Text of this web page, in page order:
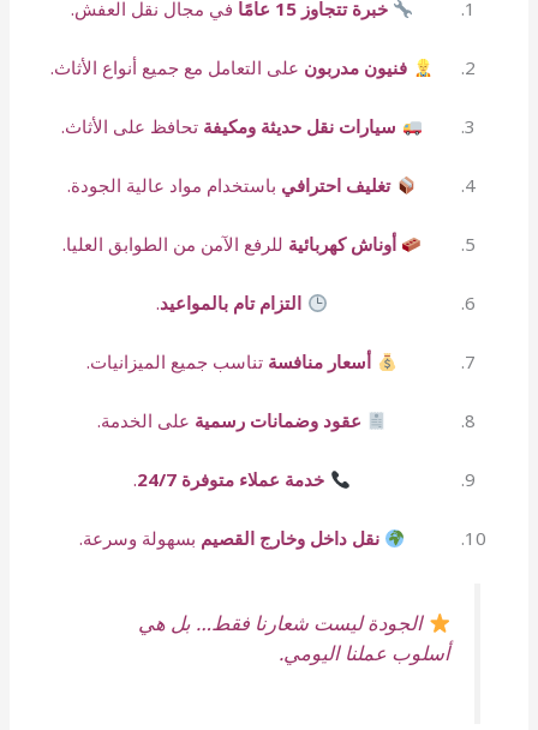
خبرة تتجاوز 15 عامًا
في مجال نقل العفش.
فنيون مدربون على التعامل مع جميع أنواع الأثاث.
سيارات نقل حديثة ومكيفة تحافظ على الأثاث.
تغليف احترافي باستخدام مواد عالية الجودة.
أوناش كهربائية للرفع الآمن من الطوابق العليا.
التزام تام بالمواعيد.
أسعار منافسة تناسب جميع الميزانيات.
عقود وضمانات رسمية على الخدمة.
خدمة عملاء متوفرة 24/7 .
نقل داخل وخارج القصيم بسهولة وسرعة.
الجودة ليست شعارنا فقط… بل هي
أسلوب عملنا اليومي.